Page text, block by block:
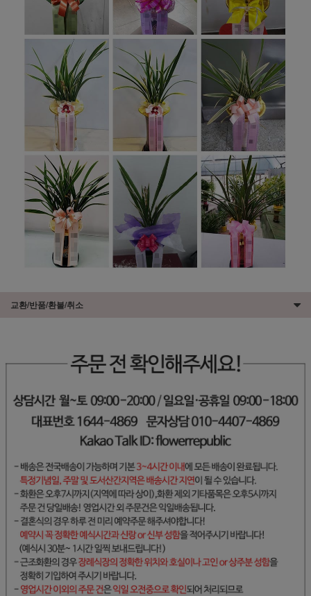
교환/반품/환불/취소